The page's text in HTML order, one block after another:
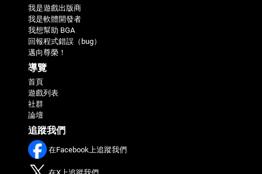
我是遊戲出版商
我是軟體開發者
我想幫助 BGA
回報程式錯誤（bug）
邁向尊榮！
導覽
首頁
遊戲列表
社群
論壇
追蹤我們
在Facebook上追蹤我們